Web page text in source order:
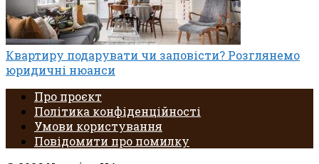
Квартиру подарувати чи заповісти? Розглянемо
юридичні нюанси
Про проєкт
Політика конфіденційності
Умови користування
Повідомити про помилку